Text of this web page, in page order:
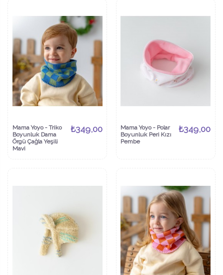
Mama Yoyo - Triko
Boyunluk Dama
Örgü Çağla Yeşili
Mavi
₺349,00
Mama Yoyo - Polar
Boyunluk Peri Kızı
Pembe
₺349,00